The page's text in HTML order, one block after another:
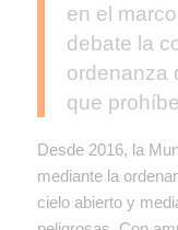
en el
debate la
ordenanza
que
Desde 2016, la
mediante la
cielo abierto y